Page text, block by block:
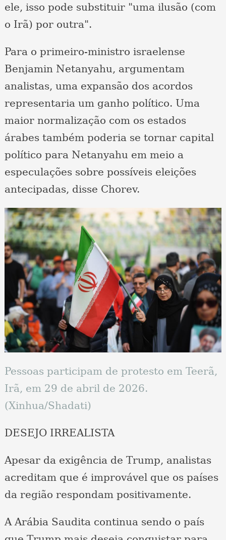
ele, isso pode substituir "uma ilusão (com
o Irã) por outra".
Para o primeiro-ministro israelense
Benjamin Netanyahu, argumentam
analistas, uma expansão dos acordos
representaria um ganho político. Uma
maior normalização com os estados
árabes também poderia se tornar capital
político para Netanyahu em meio a
especulações sobre possíveis eleições
antecipadas, disse Chorev.
Pessoas participam de protesto em Teerã,
Irã, em 29 de abril de 2026.
(Xinhua/Shadati)
DESEJO IRREALISTA
Apesar da exigência de Trump, analistas
acreditam que é improvável que os países
da região respondam positivamente.
A Arábia Saudita continua sendo o país